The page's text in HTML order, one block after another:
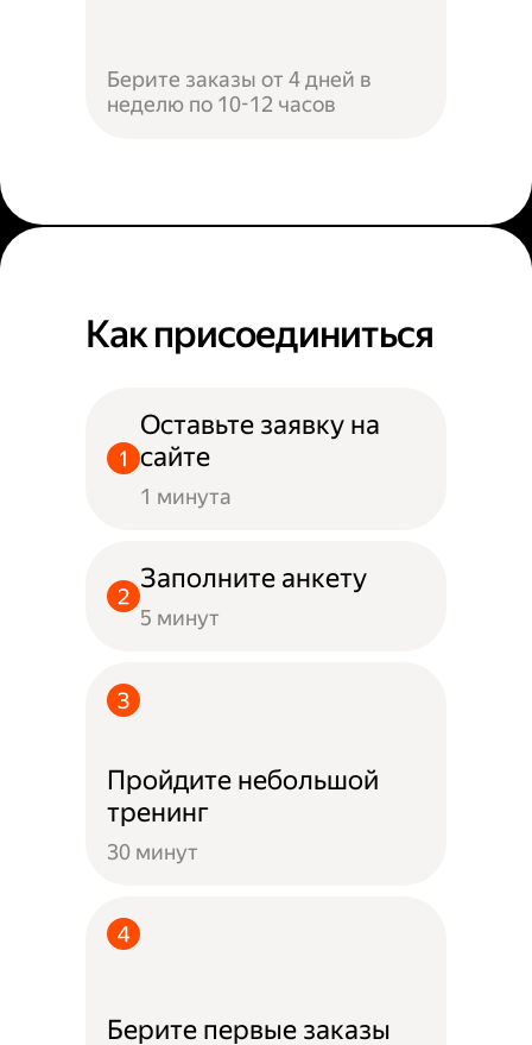
Берите заказы от 4 дней в
неделю по 10-12 часов
Как присоединиться
Оставьте заявку на
сайте
1 минута
Заполните анкету
5 минут
Пройдите небольшой
тренинг
30 минут
Берите первые заказы